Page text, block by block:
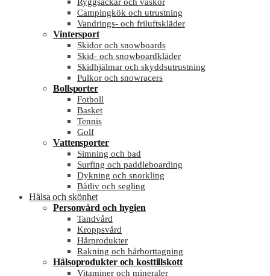
Campingkök och utrustning
Vandrings- och friluftskläder
Vintersport
Skidor och snowboards
Skid- och snowboardkläder
Skidhjälmar och skyddsutrustning
Pulkor och snowracers
Bollsporter
Fotboll
Basket
Tennis
Golf
Vattensporter
Simning och bad
Surfing och paddleboarding
Dykning och snorkling
Båtliv och segling
Hälsa och skönhet
Personvård och hygien
Tandvård
Kroppsvård
Hårprodukter
Rakning och hårborttagning
Hälsoprodukter och kosttillskott
Vitaminer och mineraler